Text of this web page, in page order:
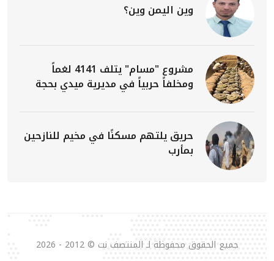
وين اليمن وين؟
مشروع "مسام" يتلف 4141 لغماً
ومخلفاً حربياً في مديرية ميدي بحجة
حريق يلتهم مسكنًا في مخيم للنازحين
بمأرب
جميع الحقوق محفوظة لـ المنتصف نت © 2012 - 2026